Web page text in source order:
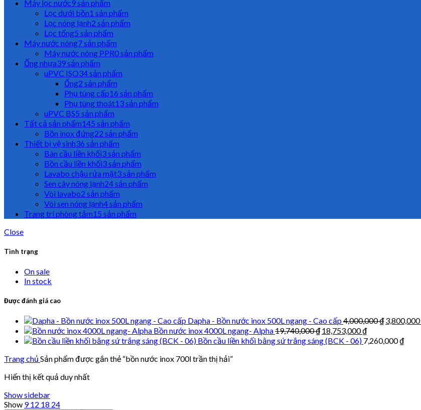
Máy lọc nước9 sản phẩm
Lọc dưới bồn1 sản phẩm
Lọc nóng lạnh2 sản phẩm
Lọc tổng5 sản phẩm
Máy nước nóng7 sản phẩm
Máy nước nóng PPR0 sản phẩm
Ống nhựa39 sản phẩm
uPVC ISO34 sản phẩm
Ống2 sản phẩm
Phụ tùng cấp16 sản phẩm
Phụ tùng thoát13 sản phẩm
uPVC BS5 sản phẩm
Tất cả sản phẩm145 sản phẩm
Bồn inox đứng22 sản phẩm
Thiết bị vệ sinh36 sản phẩm
Bàn cầu liền khối3 sản phẩm
Bồn cầu liền khối3 sản phẩm
Lavabo chậu rửa mặt3 sản phẩm
Sen cây nóng lạnh24 sản phẩm
Vòi lavabo2 sản phẩm
Vòi sen nóng lạnh4 sản phẩm
Trang trí phòng tắm15 sản phẩm
Close
Tình trạng
On sale
In stock
Được đánh giá cao
Dapha - Bồn nước inox 500L ngang - Cao cấp4,000,000₫ 3,800,000
Bồn nước inox 4000L ngang- Alpha19,740,000₫ 18,753,000₫
Bồn cầu liền khối bằng sứ trắng sáng (BCK - 06) 7,260,000₫
Trang chủ Sản phẩm được gắn thẻ “bồn nước inox 700l trần thị hải”
Hiển thị kết quả duy nhất
Show sidebar
Show 912 18 24